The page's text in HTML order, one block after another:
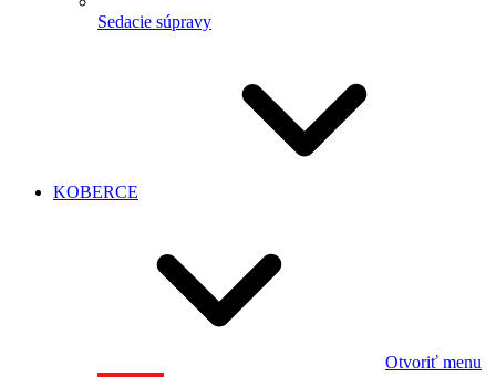
Sedacie súpravy
KOBERCE
Otvoriť menu